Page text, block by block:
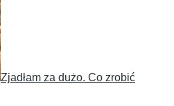
Zjadłam za dużo. Co zrobić